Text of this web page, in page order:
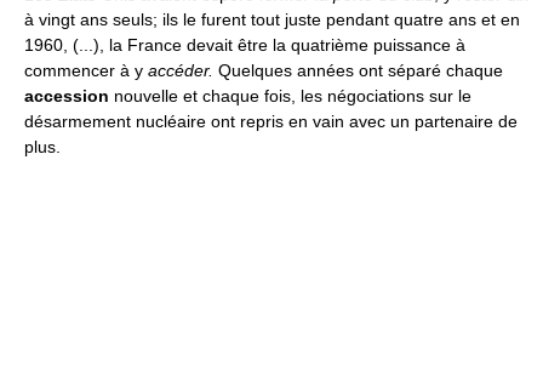
à vingt ans seuls; ils le furent tout juste pendant quatre ans et en
1960, (...), la France devait être la quatrième puissance à
commencer à y accéder. Quelques années ont séparé chaque
accession nouvelle et chaque fois, les négociations sur le
désarmement nucléaire ont repris en vain avec un partenaire de
plus.